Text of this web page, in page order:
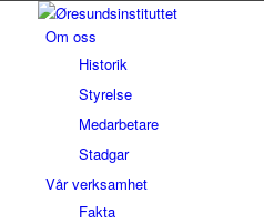
Om oss
Historik
Styrelse
Medarbetare
Stadgar
Vår verksamhet
Fakta